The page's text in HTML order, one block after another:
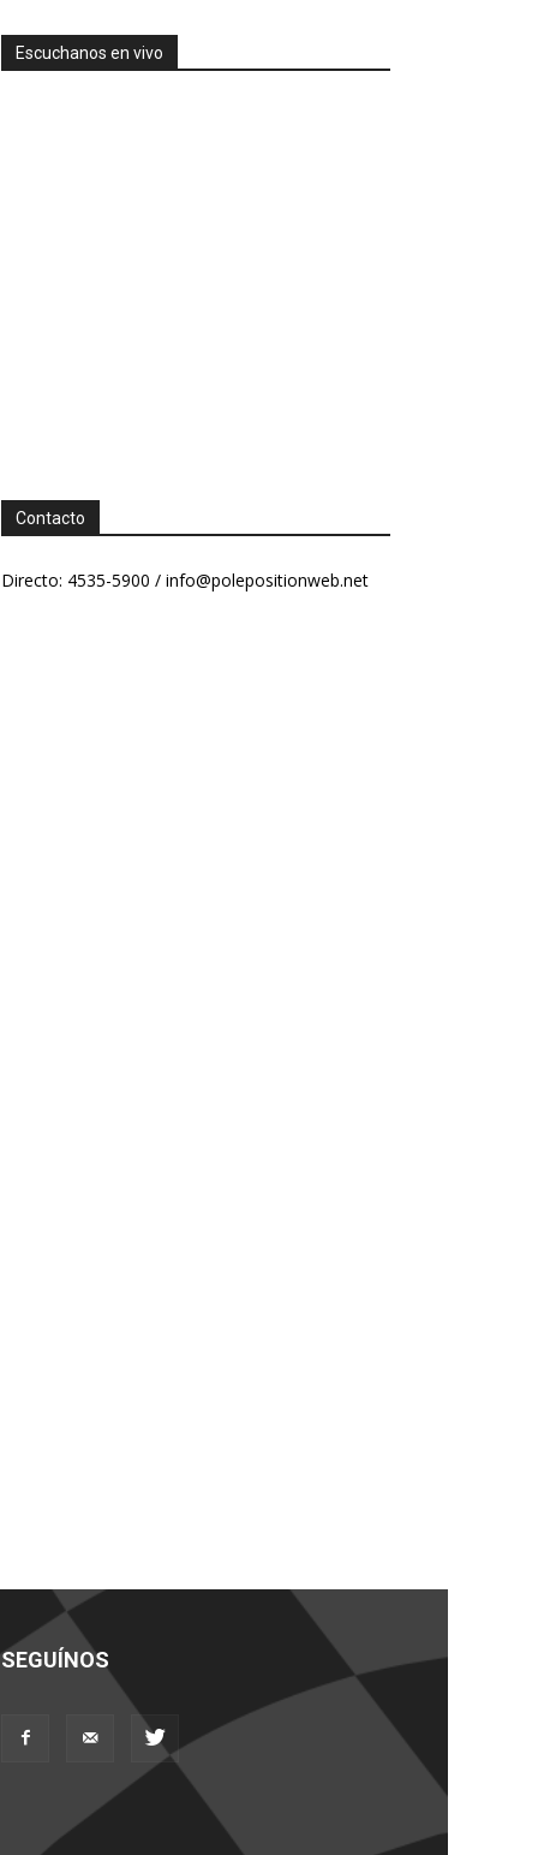
Escuchanos en vivo
Contacto
Directo: 4535-5900 / info@polepositionweb.net
SEGUÍNOS